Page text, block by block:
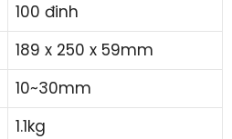
100 đinh
189 x 250 x 59mm
10~30mm
1.1kg